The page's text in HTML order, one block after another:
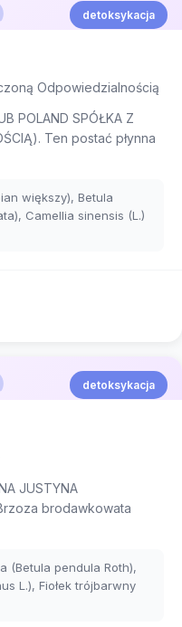
detoksykacja
Odpowiedzialnością
POLAND SPÓŁKA Z
Ten postać płynna
większy), Betula
Camellia sinensis (L.)
detoksykacja
JUSTYNA
brodawkowata
(Betula pendula Roth),
L.), Fiołek trójbarwny